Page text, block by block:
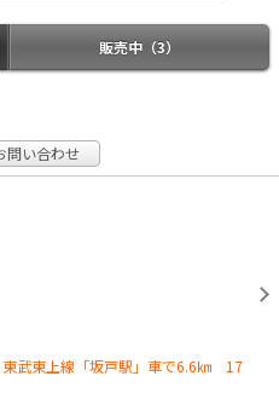
販売中（3）
問い合わせ
武東上線「坂戸駅」車で6.6㎞ 17